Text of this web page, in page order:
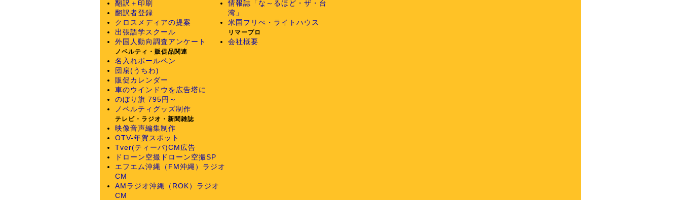
翻訳＋印刷
翻訳者登録
クロスメディアの提案
出張語学スクール
外国人動向調査アンケート
ノベルティ・販促品関連
名入れボールペン
団扇(うちわ)
販促カレンダー
車のウインドウを広告塔に
のぼり旗 795円～
ノベルティグッズ制作
テレビ・ラジオ・新聞雑誌
映像音声編集制作
OTV-年賀スポット
Tver(ティーバ)CM広告
ドローン空撮 ドローン空撮SP
エフエム沖縄（FM沖縄）ラジオ
CM
AMラジオ沖縄（ROK）ラジオ
CM
情報誌「な～るほど・ザ・台
湾」
米国フリぺ・ライトハウス
リマープロ
会社概要